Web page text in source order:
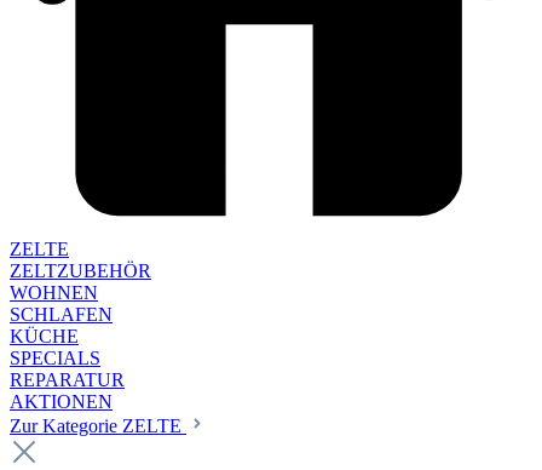
ZELTE
ZELTZUBEHÖR
WOHNEN
SCHLAFEN
KÜCHE
SPECIALS
REPARATUR
AKTIONEN
Zur Kategorie ZELTE